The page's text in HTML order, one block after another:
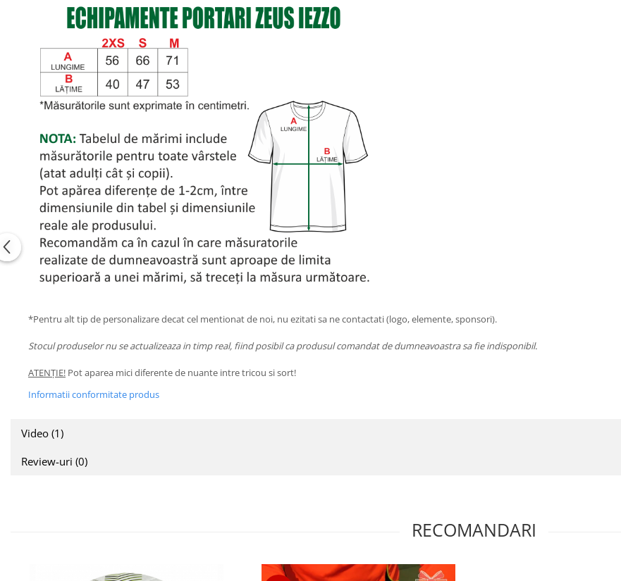
*Pentru alt tip de personalizare decat cel mentionat de noi, nu ezitati sa ne contactati (logo, elemente, sponsori).
Stocul produselor nu se actualizeaza in timp real, fiind posibil ca produsul comandat de dumneavoastra sa fie indisponibil.
ATENȚIE! Pot aparea mici diferente de nuante intre tricou si sort!
Informatii conformitate produs
Video (1)
Review-uri (0)
RECOMANDARI